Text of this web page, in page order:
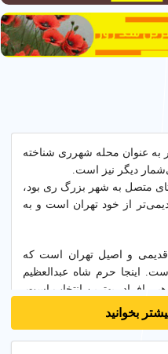
شهر به عنوان محله شهرری شناخته
دیگر نیز است.
متصل به شهر بزرگ ری بود،
از خود تهران است و به
و اصیل تهران است که
اینجا حرم شاه عبدالعظیم
افراد، بهترین انتخاب است.
و درمانی مناسب هستید،
بخوانید